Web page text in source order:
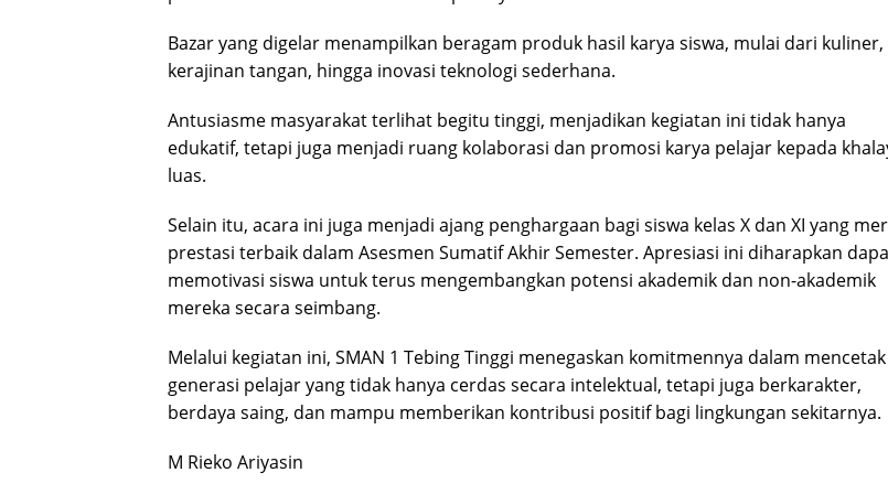
Bazar yang digelar menampilkan beragam produk hasil karya siswa, mulai dari kuliner,
kerajinan tangan, hingga inovasi teknologi sederhana.
Antusiasme masyarakat terlihat begitu tinggi, menjadikan kegiatan ini tidak hanya
edukatif, tetapi juga menjadi ruang kolaborasi dan promosi karya pelajar kepada
luas.
Selain itu, acara ini juga menjadi ajang penghargaan bagi siswa kelas X dan XI yang
prestasi terbaik dalam Asesmen Sumatif Akhir Semester. Apresiasi ini diharapkan
memotivasi siswa untuk terus mengembangkan potensi akademik dan non-akademik
mereka secara seimbang.
Melalui kegiatan ini, SMAN 1 Tebing Tinggi menegaskan komitmennya dalam mencetak
generasi pelajar yang tidak hanya cerdas secara intelektual, tetapi juga berkarakter,
berdaya saing, dan mampu memberikan kontribusi positif bagi lingkungan sekitarnya.
M Rieko Ariyasin